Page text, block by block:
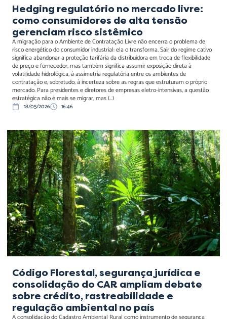
Hedging regulatório no mercado livre:
como consumidores de alta tensão
gerenciam risco sistêmico
A migração para o Ambiente de Contratação Livre não encerra o problema de
risco energético do consumidor industrial: ela o transforma. Sair do regime cativo
significa abandonar a proteção tarifária da distribuidora em troca de flexibilidade
de preço e fornecedor, mas também significa assumir exposição direta à
volatilidade hidrológica, à assimetria regulatória entre os ambientes de
contratação e, sobretudo, à incerteza sobre as regras que estruturam o próprio
mercado. Para presidentes e diretores de empresas eletro-intensivas, a questão
estratégica não é mais se migrar, mas (...)
18/05/2026 16:46
Código Florestal,
segurança jurídica e
consolidação do CAR
ampliam debate sobre
crédito, rastreabilidade e
regulação ambiental no
país
Código Florestal, segurança jurídica e
consolidação do CAR ampliam debate
sobre crédito, rastreabilidade e
regulação ambiental no país